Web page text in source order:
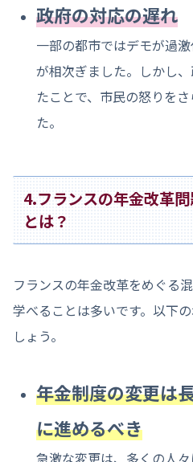
政府の対応の遅れ
一部の都市ではデモが過
が相次ぎました。しかし
たことで、市民の怒りを
た。
4.フランスの年金改革
とは？
フランスの年金改革をめぐる
学べることは多いです。以下
しょう。
年金制度の変更は
に進めるべき
急激な変更は、多くの人々